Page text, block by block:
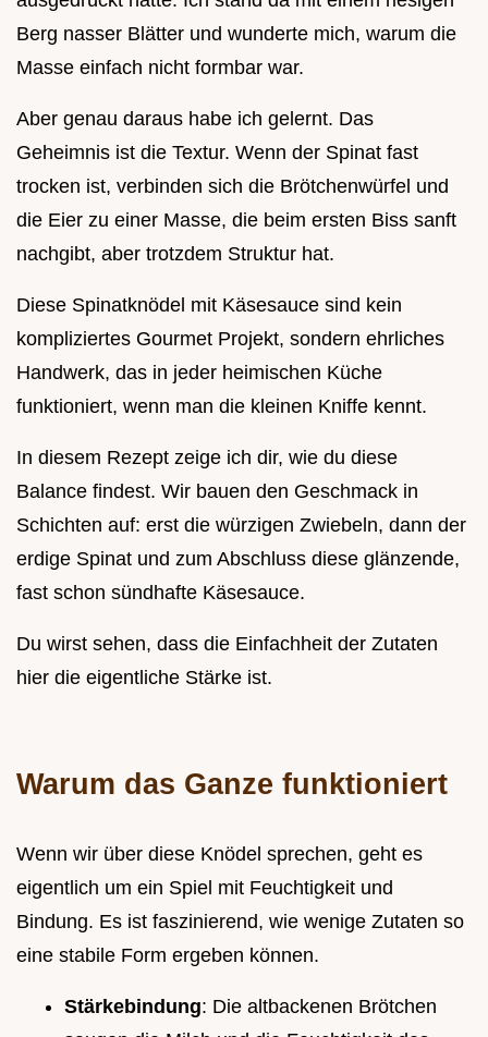
Berg nasser Blätter und wunderte mich, warum die
Masse einfach nicht formbar war.
Aber genau daraus habe ich gelernt. Das
Geheimnis ist die Textur. Wenn der Spinat fast
trocken ist, verbinden sich die Brötchenwürfel und
die Eier zu einer Masse, die beim ersten Biss sanft
nachgibt, aber trotzdem Struktur hat.
Diese Spinatknödel mit Käsesauce sind kein
kompliziertes Gourmet Projekt, sondern ehrliches
Handwerk, das in jeder heimischen Küche
funktioniert, wenn man die kleinen Kniffe kennt.
In diesem Rezept zeige ich dir, wie du diese
Balance findest. Wir bauen den Geschmack in
Schichten auf: erst die würzigen Zwiebeln, dann der
erdige Spinat und zum Abschluss diese glänzende,
fast schon sündhafte Käsesauce.
Du wirst sehen, dass die Einfachheit der Zutaten
hier die eigentliche Stärke ist.
Warum das Ganze funktioniert
Wenn wir über diese Knödel sprechen, geht es
eigentlich um ein Spiel mit Feuchtigkeit und
Bindung. Es ist faszinierend, wie wenige Zutaten so
eine stabile Form ergeben können.
Stärkebindung: Die altbackenen Brötchen